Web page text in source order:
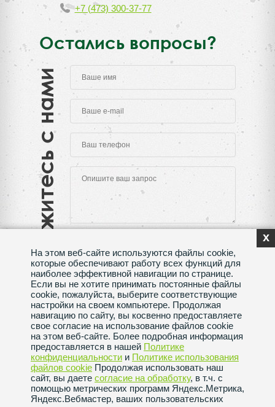
+7 (473) 300-37-77
Остались вопросы?
Свяжитесь с нами
Нажимая на кнопку "Отправить", Вы даете согласие
на обработку своихперсональных данных
Сделано в веб-студииSeoMAX
Политика конфиденциальности
Пользовательское соглашение
Политика использования файлов сookie
x
На этом веб-сайте используются файлы cookie,
которые обеспечивают работу всех функций для
наиболее эффективной навигации по странице.
Если вы не хотите принимать постоянные файлы
cookie, пожалуйста, выберите соответствующие
настройки на своем компьютере. Продолжая
навигацию по сайту, вы косвенно предоставляете
свое согласие на использование файлов cookie
на этом веб-сайте. Более подробная информация
предоставляется в нашей Политике
конфиденциальности и Политике использования
файлов сookie Продолжая использовать наш
сайт, вы даете согласие на обработку, в т.ч. с
помощью метрических программ Яндекс.Метрика,
Яндекс.Вебмастер, ваших пользовательских